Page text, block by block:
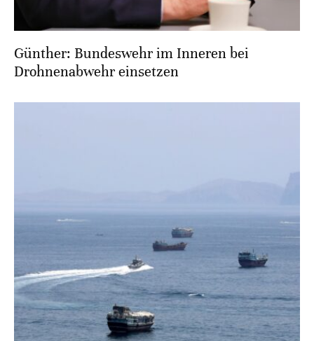
Günther: Bundeswehr im Inneren bei
Drohnenabwehr einsetzen